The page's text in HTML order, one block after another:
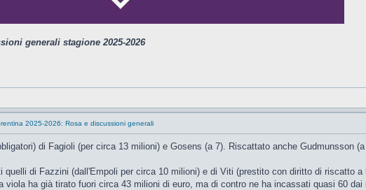
generali stagione 2025-2026
2025-2026: Rosa e discussioni generali
di Fagioli (per circa 13 milioni) e Gosens (a 7). Riscattato anche Gudmunsson
quelli di Fazzini (dall'Empoli per circa 10 milioni) e di Viti (prestito con diritto di riscatto a
viola ha già tirato fuori circa 43 milioni di euro, ma di contro ne ha incassati quasi 60